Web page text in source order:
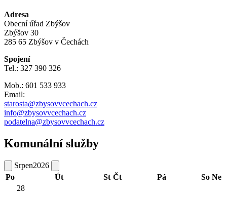
Adresa
Obecní úřad Zbýšov
Zbýšov 30
285 65 Zbýšov v Čechách
Spojení
Tel.: 327 390 326
Mob.: 601 533 933
Email:
starosta@zbysovvcechach.cz
info@zbysovvcechach.cz
podatelna@zbysovvcechach.cz
Komunální služby
Srpen2026
Po
Út St Čt Pá So Ne
28